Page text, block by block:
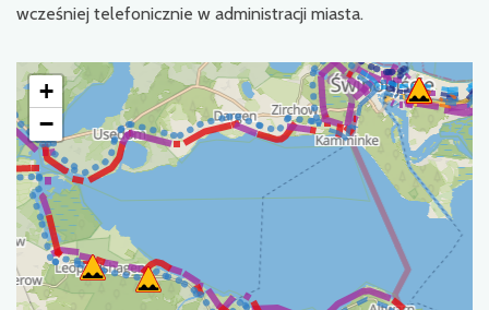
wcześniej telefonicznie w administracji miasta.
+
−